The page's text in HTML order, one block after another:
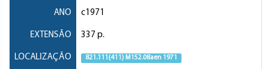
ANO c1971
EXTENSÃO 337 p.
LOCALIZAÇÃO 821.111(411) M152.08aen 1971